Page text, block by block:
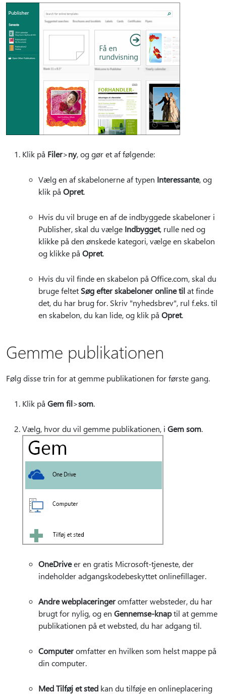
Klik på Filer>ny, og gør et af følgende:
Vælg en af skabelonerne af typen Interessante, og
klik på Opret.
Hvis du vil bruge en af de indbyggede skabeloner i
Publisher, skal du vælge Indbygget, rulle ned og
klikke på den ønskede kategori, vælge en skabelon
og klikke på Opret.
Hvis du vil finde en skabelon på Office.com, skal du
bruge feltet Søg efter skabeloner online tilat finde
det, du har brug for. Skriv "nyhedsbrev", rul f.eks. til
en skabelon, du kan lide, og klik på Opret.
Gemme publikationen
Følg disse trin for at gemme publikationen for første gang.
Klik på Gem fil>som.
Vælg, hvor du vil gemme publikationen, i Gem som.
OneDriveer en gratis Microsoft-tjeneste, der
indeholder adgangskodebeskyttet onlinefillager.
Andre webplaceringeromfatter websteder, du har
brugt for nylig, og en Gennemse-knaptil at gemme
publikationen på et websted, du har adgang til.
Computeromfatter en hvilken som helst mappe på
din computer.
Med Tilføj et sted kan du tilføje en onlineplacering